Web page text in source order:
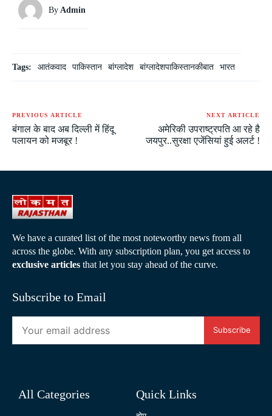
By Admin
Tags: आतंकवाद पाकिस्तान बांग्लादेश बांग्लादेशपाकिस्तानकीबात भारत
PREVIOUS ARTICLE
बंगाल के बाद अब दिल्ली में हिंदू
पलायन को मजबूर !
NEXT ARTICLE
अमेरिकी उपराष्ट्रपति आ रहे है
जयपुर..सुरक्षा एजेंसियां हुई अलर्ट !
We have a curated list of the most noteworthy news from all
across the globe. With any subscription plan, you get access to
exclusive articles that let you stay ahead of the curve.
Subscribe to Email
Subscribe
All Categories Quick Links